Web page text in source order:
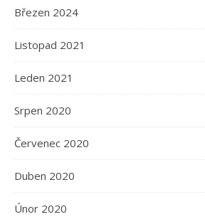
Březen 2024
Listopad 2021
Leden 2021
Srpen 2020
Červenec 2020
Duben 2020
Únor 2020